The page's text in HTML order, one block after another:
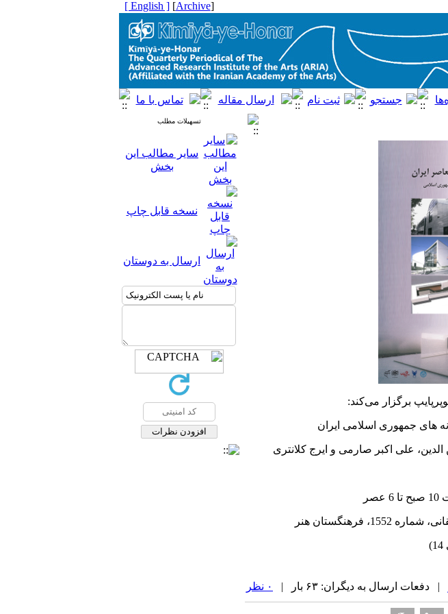
[
Archive
]
[ English ]
برگزار می‌کند:
های جمهوری اسلامی ایران
علی اکبر صارمی و ایرج کلانتری
فرهنگستان هنر
تسهیلات مطلب
سایر مطالب این
بخش
نسخه قابل چاپ
ارسال به دوستان
| دفعات ارسال به دیگران: ۶۳ بار | ۰ نظر